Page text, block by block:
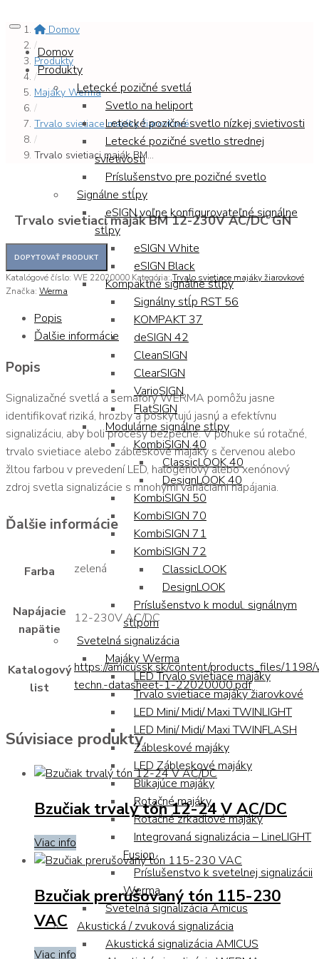
Domov
Produkty
Letecké pozičné svetlá
Svetlo na heliport
Letecké pozičné svetlo nízkej svietivosti
Letecké pozičné svetlo strednej
svietivosti
Príslušenstvo pre pozičné svetlo
Signálne stĺpy
eSIGN voľne konfigurovateľné signálne
stĺpy
eSIGN White
eSIGN Black
Kompaktné signálne stĺpy
Signálny stĺp RST 56
KOMPAKT 37
deSIGN 42
CleanSIGN
ClearSIGN
VarioSIGN
FlatSIGN
Modulárne signálne stĺpy
KombiSIGN 40
ClassicLOOK 40
DesignLOOK 40
KombiSIGN 50
KombiSIGN 70
KombiSIGN 71
KombiSIGN 72
ClassicLOOK
DesignLOOK
Príslušenstvo k modul. signálnym
stĺpom
Svetelná signalizácia
Majáky Werma
LED Trvalo svietiace majáky
Trvalo svietiace majáky žiarovkové
LED Mini/ Midi/ Maxi TWINLIGHT
LED Mini/ Midi/ Maxi TWINFLASH
Zábleskové majáky
LED Zábleskové majáky
Blikajúce majáky
Rotačné majáky
Rotačné zrkadlové majáky
Integrovaná signalizácia – LineLIGHT
Fusion
Príslušenstvo k svetelnej signalizácii
Werma
Svetelná signalizácia Amicus
Akustická / zvuková signalizácia
Akustická signalizácia AMICUS
Domov
/
Produkty
/
Majáky Werma
/
Trvalo svietiace majáky žiarovkové
/
Trvalo svietiaci maják BM...
Trvalo svietiaci maják BM 12-230V AC/DC GN
Katalógové číslo: WE 22020000 Kategória:Trvalo svietiace majáky žiarovkové
Značka: Werma
Popis
Ďalšie informácie
Popis
Signalizačné svetlá a semafory WERMA pomôžu jasne
identifikovať riziká, hrozby a poskytujú jasnú a efektívnu
signalizáciu, aby boli procesy bezpečné. V ponuke sú rotačné,
trvalo svietiace alebo zábleskové majáky s červenou alebo
žltou farbou v prevedení LED, halogénový alebo xenónový
zdroj svetla signalizácie s mnohými variáciami napájania.
Ďalšie informácie
Farba zelená
Napájacie
napätie
12-230V AC/DC
Katalogový
list
https://amicussk.sk/content/products_files/
techn.-datasheet-1-22020000.pdf
Súvisiace produkty
Bzučiak trvalý tón 12-24 V AC/DC
Viac info
Bzučiak prerušovaný tón 115-230
VAC
Viac info